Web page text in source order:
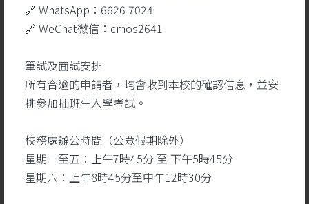
26
聖詠團於藝韻盃2026奪
一等奬
🔗 WhatsApp：6626 7024
🔗 WeChat微信：cmos2641
筆試及面試安排
所有合適的申請者，均會收到本校的確認信息，並安
排參加插班生入學考試。
校務處辦公時間（公眾假期除外）
星期一至五：上午7時45分 至 下午5時45分
星期六：上午8時45分至中午12時30分